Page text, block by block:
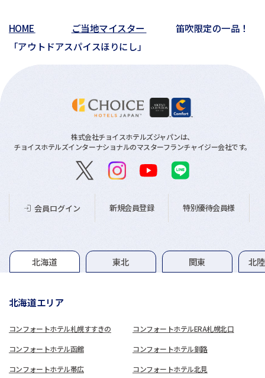
HOME ご当地マイスター
笛吹限定の一品！
「アウトドアスパイスほりにし」
株式会社チョイスホテルズジャパンは、
チョイスホテルズインターナショナルのマスターフランチャイジー会社です。
会員ログイン 新規会員登録 特別優待会員様
グループホテル一覧
北海道 東北 関東 北
北海道エリア
コンフォートホテル札幌すすきの コンフォートホテルERA札幌北口
コンフォートホテル函館 コンフォートホテル釧路
コンフォートホテル帯広 コンフォートホテル北見